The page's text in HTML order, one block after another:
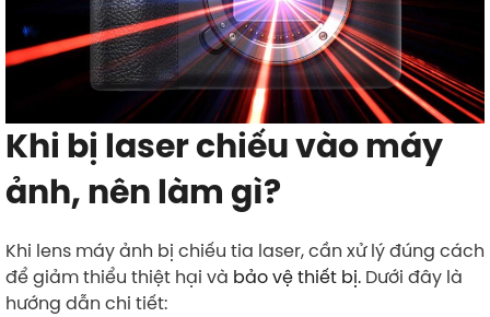
Khi bị laser chiếu vào máy
ảnh, nên làm gì?
Khi lens máy ảnh bị chiếu tia laser, cần xử lý đúng cách
để giảm thiểu thiệt hại và bảo vệ thiết bị. Dưới đây là
hướng dẫn chi tiết: